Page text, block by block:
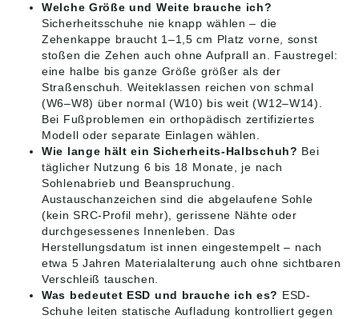
Welche Größe und Weite brauche ich?
Sicherheitsschuhe nie knapp wählen – die
Zehenkappe braucht 1–1,5 cm Platz vorne, sonst
stoßen die Zehen auch ohne Aufprall an. Faustregel:
eine halbe bis ganze Größe größer als der
Straßenschuh. Weiteklassen reichen von schmal
(W6–W8) über normal (W10) bis weit (W12–W14).
Bei Fußproblemen ein orthopädisch zertifiziertes
Modell oder separate Einlagen wählen.
Wie lange hält ein Sicherheits-Halbschuh? Bei
täglicher Nutzung 6 bis 18 Monate, je nach
Sohlenabrieb und Beanspruchung.
Austauschanzeichen sind die abgelaufene Sohle
(kein SRC-Profil mehr), gerissene Nähte oder
durchgesessenes Innenleben. Das
Herstellungsdatum ist innen eingestempelt – nach
etwa 5 Jahren Materialalterung auch ohne sichtbaren
Verschleiß tauschen.
Was bedeutet ESD und brauche ich es? ESD-
Schuhe leiten statische Aufladung kontrolliert gegen